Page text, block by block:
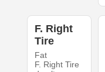
F. Right
Tire
Fat
F. Right Tire